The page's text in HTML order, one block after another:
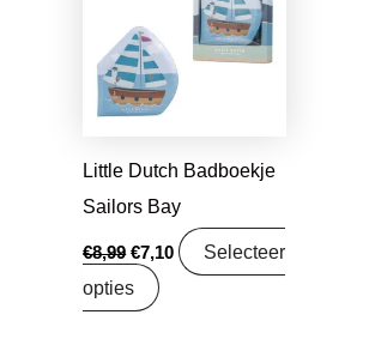
Little Dutch Badboekje
Sailors Bay
€8,99 €7,10
€7,10.
Selecteer
opties